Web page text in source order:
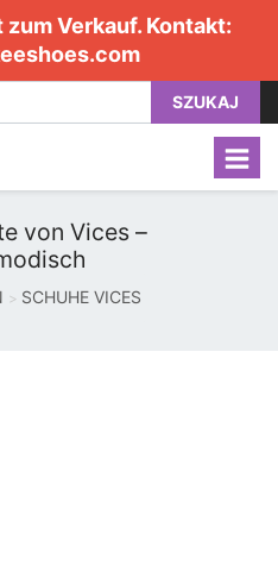
Verkauf. Kontakt:
SZUKAJ
von Vices –
SCHUHE VICES